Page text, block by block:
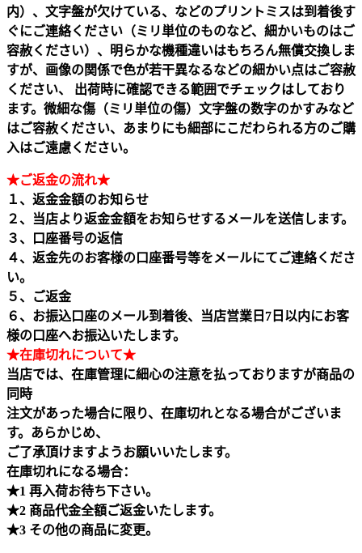
内）、文字盤が欠けている、などのプリントミスは到着後す
ぐにご連絡ください（ミリ単位のものなど、細かいものはご
容赦ください）、明らかな機種違いはもちろん無償交換しま
すが、画像の関係で色が若干異なるなどの細かい点はご容赦
ください、 出荷時に確認できる範囲でチェックはしており
ます。微細な傷（ミリ単位の傷）文字盤の数字のかすみなど
はご容赦ください、あまりにも細部にこだわられる方のご購
入はご遠慮ください。
★ご返金の流れ★
１、返金金額のお知らせ
２、当店より返金金額をお知らせするメールを送信します。
３、口座番号の返信
４、返金先のお客様の口座番号等をメールにてご連絡くださ
い。
５、ご返金
６、お振込口座のメール到着後、当店営業日7日以内にお客
様の口座へお振込いたします。
★在庫切れについて★
当店では、在庫管理に細心の注意を払っておりますが商品の
同時
注文があった場合に限り、在庫切れとなる場合がございま
す。あらかじめ、
ご了承頂けますようお願いいたします。
在庫切れになる場合：
★1 再入荷お待ち下さい。
★2 商品代金全額ご返金いたします。
★3 その他の商品に変更。